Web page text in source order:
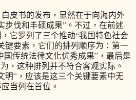
书的发布，显然在于向海内外
步伐和丰硕成果”。不过，在前述
它罗列了三个推动“我国特色社会
键要素，它们的排列顺序为：第一
国传统法律文化优秀成果”，最后是
，这种排列并不符合客观实际。
明”，应该是这三个关键要素中无
当列在首位。